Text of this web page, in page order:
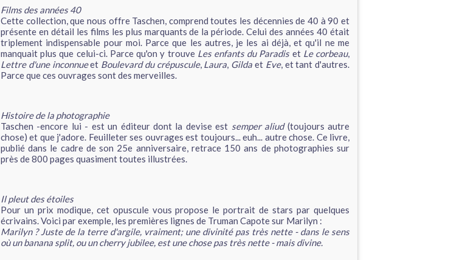
Films des années 40
Cette collection, que nous offre Taschen, comprend toutes les décennies de 40 à 90 et
présente en détail les films les plus marquants de la période. Celui des années 40 était
triplement indispensable pour moi. Parce que les autres, je les ai déjà, et qu'il ne me
manquait plus que celui-ci. Parce qu'on y trouve Les enfants du Paradiset Le corbeau,
Lettre d'une inconnueet Boulevard du crépuscule, Laura, Gilda et Eve, et tant d'autres.
Parce que ces ouvrages sont des merveilles.
Histoire de la photographie
Taschen -encore lui - est un éditeur dont la devise est semper aliud(toujours autre
chose) et que j'adore. Feuilleter ses ouvrages est toujours... euh... autre chose. Ce livre,
publié dans le cadre de son 25e anniversaire, retrace 150 ans de photographies sur
près de 800 pages quasiment toutes illustrées.
Il pleut des étoiles
Pour un prix modique, cet opuscule vous propose le portrait de stars par quelques
écrivains. Voici par exemple, les premières lignes de Truman Capote sur Marilyn :
Marilyn ? Juste de la terre d'argile, vraiment; une divinité pas très nette - dans le sens
où un banana split, ou un cherry jubilee, est une chose pas très nette - mais divine.